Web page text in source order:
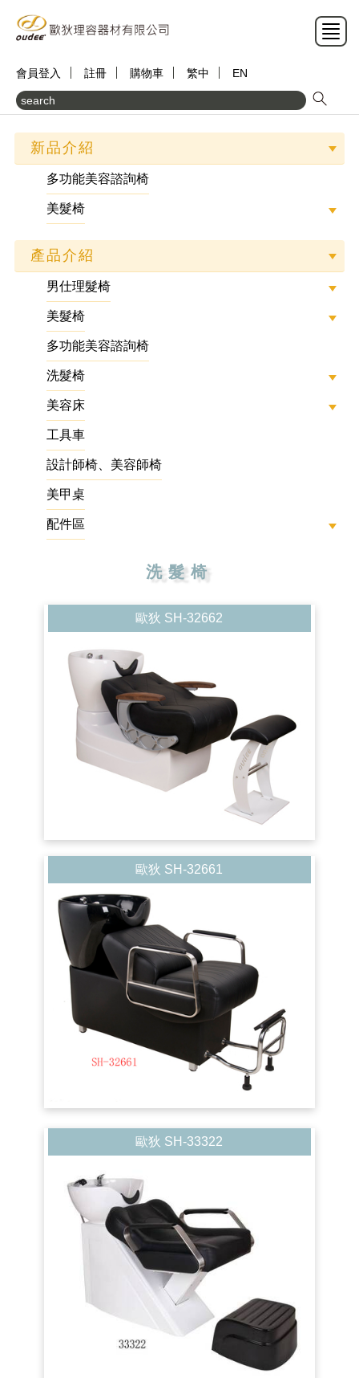
會員登入 註冊 購物車 繁中 EN
新品介紹
多功能美容諮詢椅
美髮椅
產品介紹
男仕理髮椅
美髮椅
多功能美容諮詢椅
洗髮椅
美容床
工具車
設計師椅、美容師椅
美甲桌
配件區
洗髮椅
歐狄 SH-32662
歐狄 SH-32661
歐狄 SH-33322